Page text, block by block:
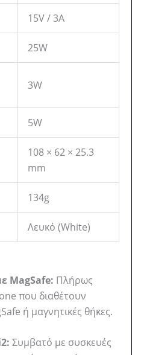
15V / 3A
25W
3W
5W
108 × 62 × 25.3
mm
134g
Λευκό (White)
MagSafe: Πλήρως
που διαθέτουν
ή μαγνητικές θήκες.
Συμβατό με συσκευές